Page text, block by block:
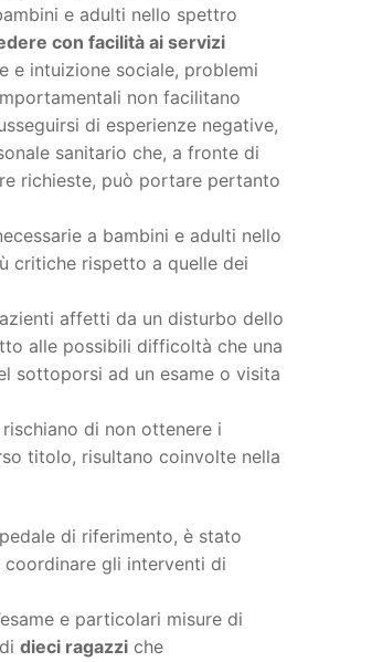
e adulti nello spettro
con facilità ai servizi
e intuizione sociale, problemi
non facilitano
di esperienze negative,
sanitario che, a fronte di
richieste, può portare pertanto
a bambini e adulti nello
critiche rispetto a quelle dei
affetti da un disturbo dello
alle possibili difficoltà che una
sottoporsi ad un esame o visita
di non ottenere i
titolo, risultano coinvolte nella
di riferimento, è stato
gli interventi di
e particolari misure di
dieci ragazzi che